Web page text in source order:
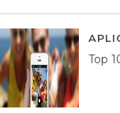
Top